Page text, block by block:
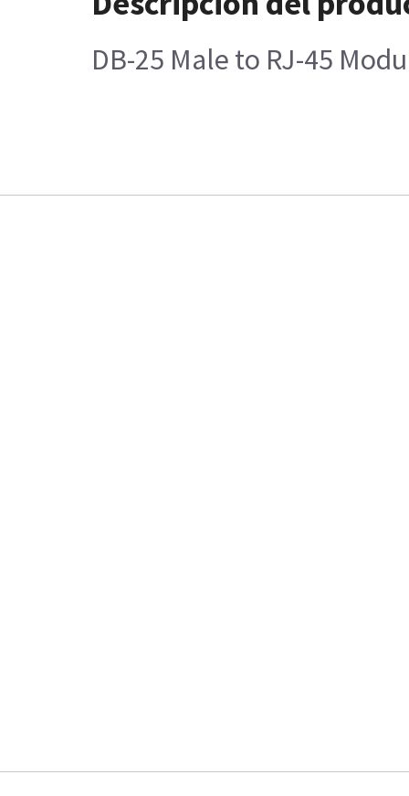
DB-25 Male to RJ-45